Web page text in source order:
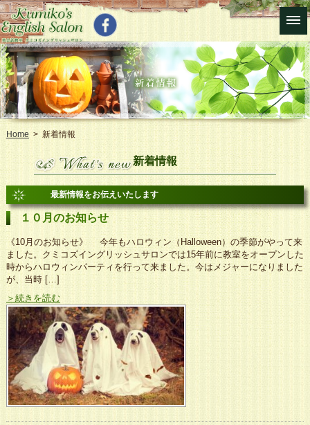
Home > 新着情報
新着情報
最新情報をお伝えいたします
１０月のお知らせ
《10月のお知らせ》 今年もハロウィン（Halloween）の季節がやって来
ました。クミコズイングリッシュサロンでは15年前に教室をオープンした
時からハロウィンパーティを行って来ました。今はメジャーになりました
が、当時 […]
＞続きを読む